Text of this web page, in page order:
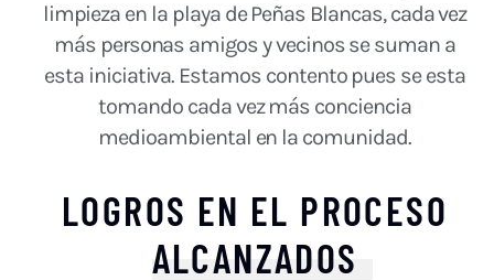
limpieza en la playa de Peñas Blancas, cada vez
más personas amigos y vecinos se suman a
esta iniciativa. Estamos contento pues se esta
tomando cada vez más conciencia
medioambiental en la comunidad.
LOGROS EN EL PROCESO
ALCANZADOS